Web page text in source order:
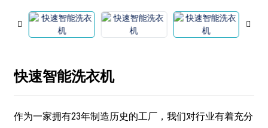
快速智能洗衣机
作为一家拥有23年制造历史的工厂，我们对行业有着充分